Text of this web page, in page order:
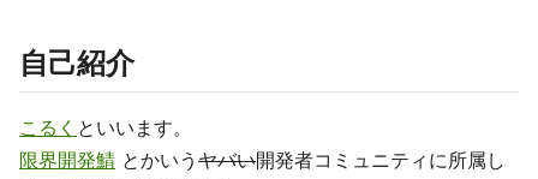
自己紹介
こるく といいます。
限界開発鯖 とかいう ヤバい開発者コミュニティに所属し